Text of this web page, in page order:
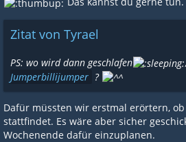
Zitat von Tyrael
PS: wo wird dann geschlafen
Jumperbillijumper ?
Dafür müssten wir erstmal erörtern, ob
stattfindet. Es wäre aber sicher
Wochenende dafür einzuplanen.